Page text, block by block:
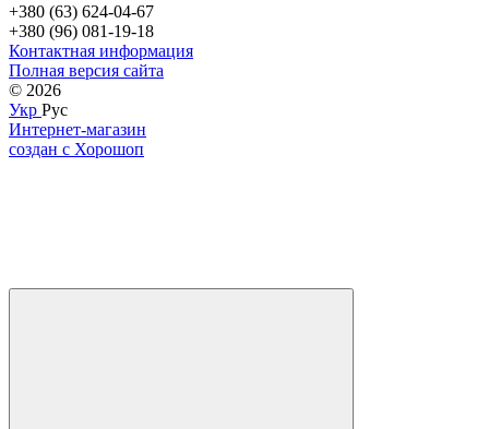
+380 (63) 624-04-67
+380 (96) 081-19-18
Контактная информация
Полная версия сайта
© 2026
Укр Рус
Интернет-магазин
создан с Хорошоп